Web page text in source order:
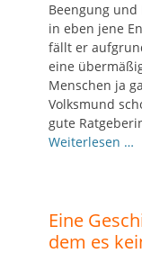
Beengung
in eben jene
fällt er
eine
Menschen ja
Volksmund
gute
Weiterlesen …
Eine
dem es